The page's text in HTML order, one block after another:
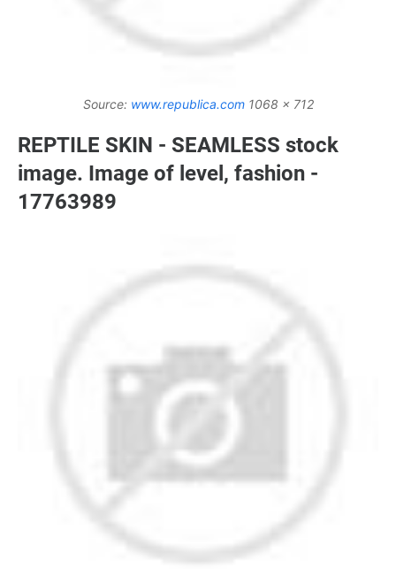
Source: www.republica.com1068 x 712
REPTILE SKIN - SEAMLESS stock
image. Image of level, fashion -
17763989